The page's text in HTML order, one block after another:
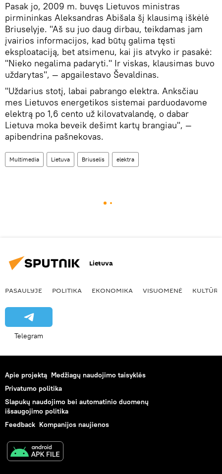
Pasak jo, 2009 m. buvęs Lietuvos ministras
pirmininkas Aleksandras Abišala šį klausimą iškėlė
Briuselyje. "Aš su juo daug dirbau, teikdamas jam
įvairios informacijos, kad būtų galima tęsti
eksploataciją, bet atsimenu, kai jis atvyko ir pasakė:
"Nieko negalima padaryti." Ir viskas, klausimas buvo
uždarytas", — apgailestavo Ševaldinas.
"Uždarius stotį, labai pabrango elektra. Anksčiau
mes Lietuvos energetikos sistemai parduodavome
elektrą po 1,6 cento už kilovatvalandę, o dabar
Lietuva moka beveik dešimt kartų brangiau", —
apibendrina pašnekovas.
Multimedia Lietuva Briuselis elektra
Lietuva
PASAULYJE POLITIKA EKONOMIKA VISUOMENĖ KULTŪRA
Telegram
Apie projektą Medžiagų naudojimo taisyklės
Privatumo politika
Slapukų naudojimo bei automatinio duomenų
išsaugojimo politika
Feedback Kompanijos naujienos